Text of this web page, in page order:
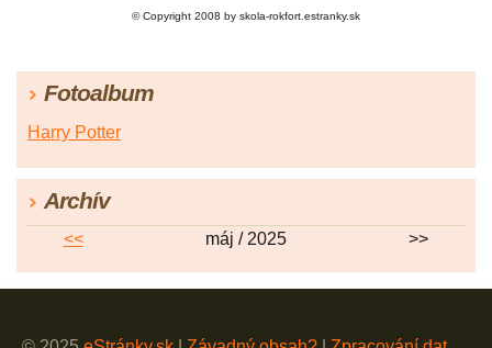
© Copyright 2008 by skola-rokfort.estranky.sk
Fotoalbum
Harry Potter
Archív
<< máj / 2025 >>